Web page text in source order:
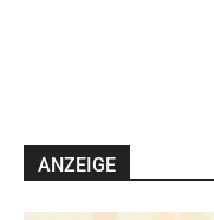
ANZEIGE